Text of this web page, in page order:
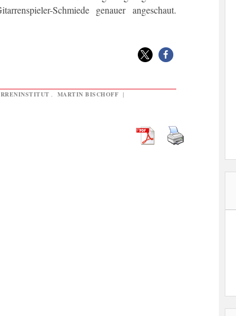
Schmiede genauer angeschaut.
MARTIN BISCHOFF |